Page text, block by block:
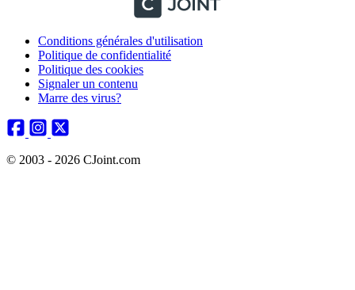
Conditions générales d'utilisation
Politique de confidentialité
Politique des cookies
Signaler un contenu
Marre des virus?
© 2003 - 2026 CJoint.com